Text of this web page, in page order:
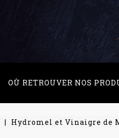
OÙ RETROUVER NOS
Hydromel et Vinaigre de